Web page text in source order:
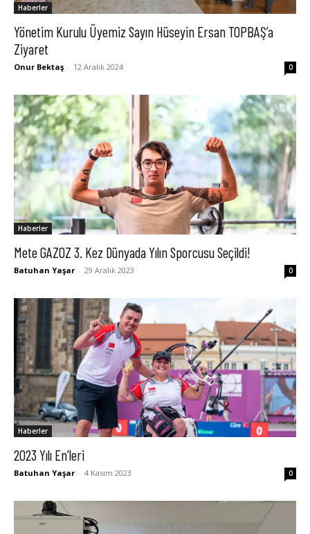
Haberler
Yönetim Kurulu Üyemiz Sayın Hüseyin Ersan TOPBAŞ’a
Ziyaret
Onur Bektaş - 12 Aralık 2024 0
Haberler
Mete GAZOZ 3. Kez Dünyada Yılın Sporcusu Seçildi!
Batuhan Yaşar - 29 Aralık 2023 0
Haberler
2023 Yılı En’leri
Batuhan Yaşar - 4 Kasım 2023 0